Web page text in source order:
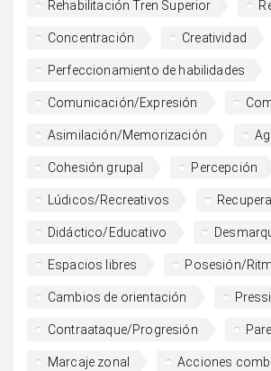
Rehabilitación Tren Superior
Concentración Creatividad
Perfeccionamiento de habilidades
Comunicación/Expresión
Asimilación/Memorización
Cohesión grupal Percepción
Lúdicos/Recreativos
Didáctico/Educativo
Espacios libres Posesión/
Cambios de orientación
Contraataque/Progresión
Marcaje zonal Acciones